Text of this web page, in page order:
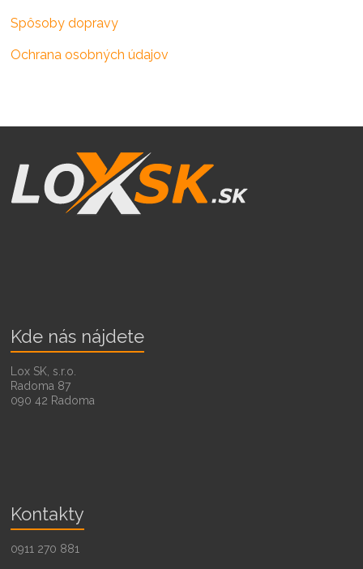
Spôsoby dopravy
Ochrana osobných údajov
Kde nás nájdete
Lox SK, s.r.o.
Radoma 87
090 42 Radoma
Kontakty
0911 270 881